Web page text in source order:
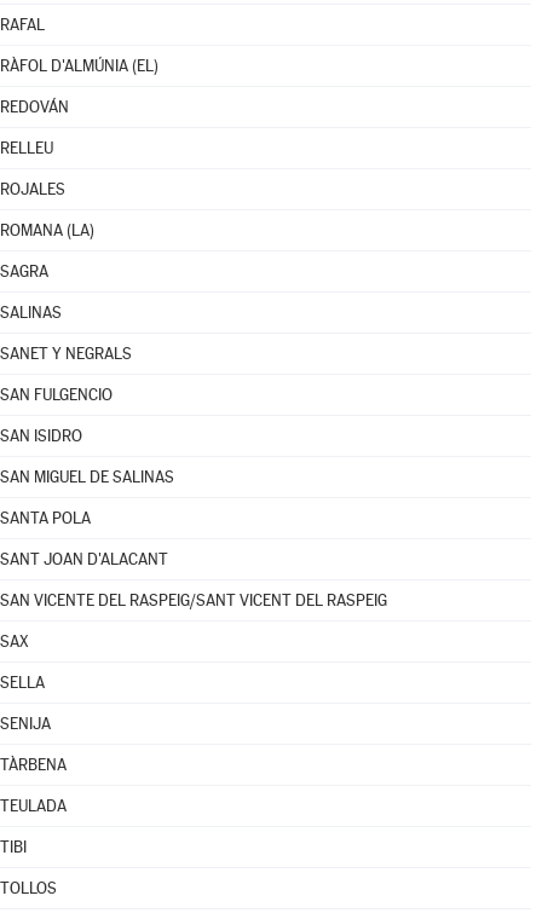
RAFAL
RÀFOL D'ALMÚNIA (EL)
REDOVÁN
RELLEU
ROJALES
ROMANA (LA)
SAGRA
SALINAS
SANET Y NEGRALS
SAN FULGENCIO
SAN ISIDRO
SAN MIGUEL DE SALINAS
SANTA POLA
SANT JOAN D'ALACANT
SAN VICENTE DEL RASPEIG/SANT VICENT DEL RASPEIG
SAX
SELLA
SENIJA
TÀRBENA
TEULADA
TIBI
TOLLOS